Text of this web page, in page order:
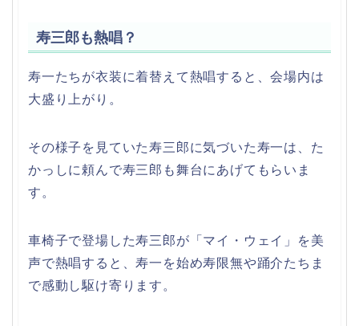
寿三郎も熱唱？
寿一たちが衣装に着替えて熱唱すると、会場内は
大盛り上がり。
その様子を見ていた寿三郎に気づいた寿一は、た
かっしに頼んで寿三郎も舞台にあげてもらいま
す。
車椅子で登場した寿三郎が「マイ・ウェイ」を美
声で熱唱すると、寿一を始め寿限無や踊介たちま
で感動し駆け寄ります。